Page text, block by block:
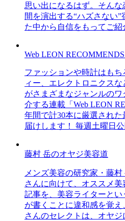
思い出になるはず。そん
間を演出する“ハズさない
た中から自信をもってご紹
Web LEON
ファッションや時計はも
ィー、エレクトロニクス
がさまざまなジャンルの
介する連載「Web LEON
年間で計30本に厳選され
届けします！ 毎週土曜日公
藤村 岳のオヤジ美容道
メンズ美容の研究家・藤
さんに向けて、オススメ
記事を、美容ライターと
が書くことに違和感を覚
さんのセレクトは、オヤ